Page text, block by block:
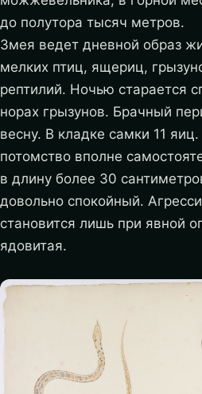
до полутора тысяч метров.
Змея ведет дневной образ
мелких птиц, ящериц,
рептилий. Ночью старается
норах грызунов. Брачный
весну. В кладке самки 11
потомство вполне
в длину более 30
довольно спокойный.
становится лишь при явной
ядовитая.